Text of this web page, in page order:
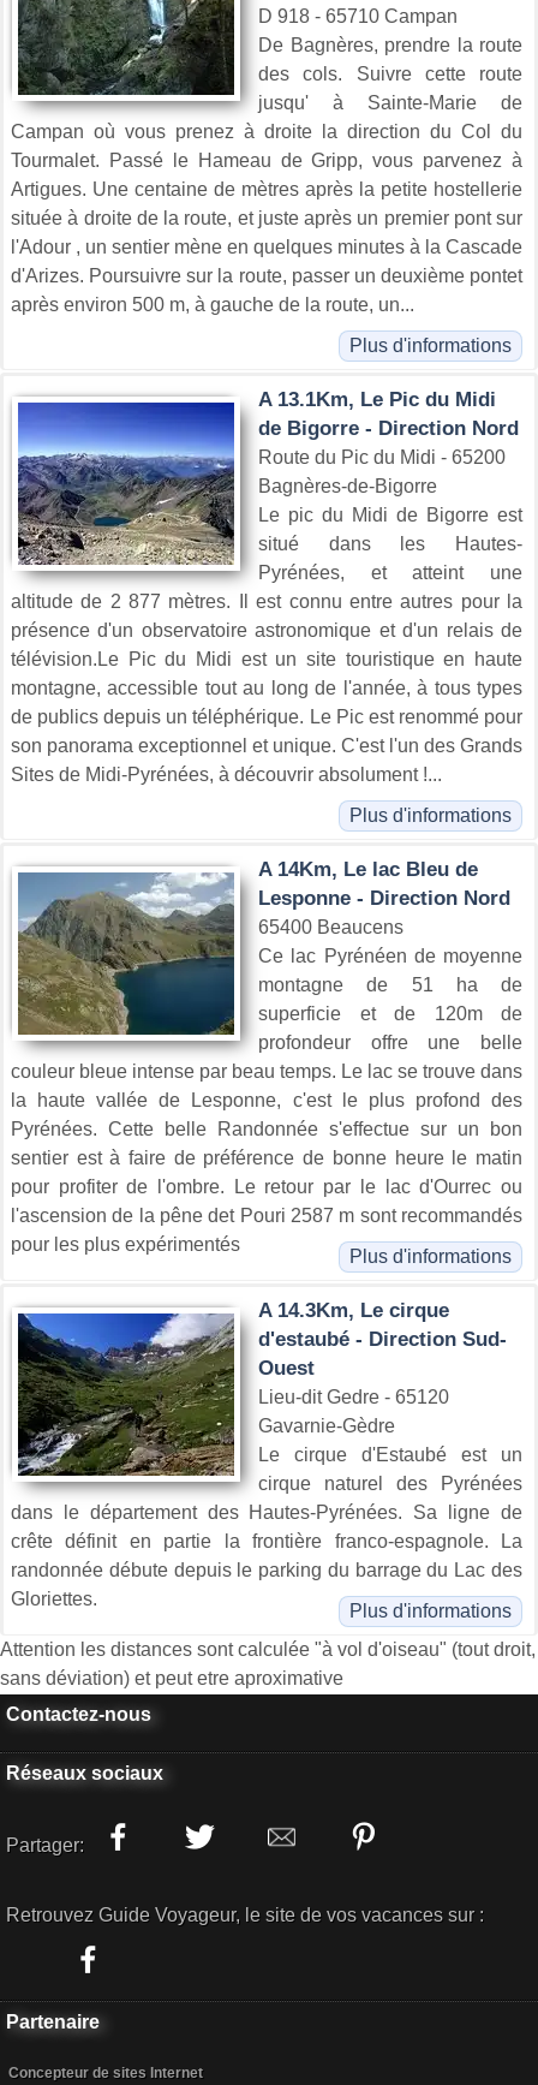
D 918 - 65710 Campan
De Bagnères, prendre la route
des cols. Suivre cette route
jusqu' à Sainte-Marie de
Campan où vous prenez à droite la direction du Col du
Tourmalet. Passé le Hameau de Gripp, vous parvenez à
Artigues. Une centaine de mètres après la petite hostellerie
située à droite de la route, et juste après un premier pont sur
l'Adour , un sentier mène en quelques minutes à la Cascade
d'Arizes. Poursuivre sur la route, passer un deuxième pontet
après environ 500 m, à gauche de la route, un...
Plus d'informations
A 13.1Km, Le Pic du Midi
de Bigorre - Direction Nord
Route du Pic du Midi - 65200
Bagnères-de-Bigorre
Le pic du Midi de Bigorre est
situé dans les Hautes-
Pyrénées, et atteint une
altitude de 2 877 mètres. Il est connu entre autres pour la
présence d'un observatoire astronomique et d'un relais de
télévision.Le Pic du Midi est un site touristique en haute
montagne, accessible tout au long de l'année, à tous types
de publics depuis un téléphérique. Le Pic est renommé pour
son panorama exceptionnel et unique. C'est l'un des Grands
Sites de Midi-Pyrénées, à découvrir absolument !...
Plus d'informations
A 14Km, Le lac Bleu de
Lesponne - Direction Nord
65400 Beaucens
Ce lac Pyrénéen de moyenne
montagne de 51 ha de
superficie et de 120m de
profondeur offre une belle
couleur bleue intense par beau temps. Le lac se trouve dans
la haute vallée de Lesponne, c'est le plus profond des
Pyrénées. Cette belle Randonnée s'effectue sur un bon
sentier est à faire de préférence de bonne heure le matin
pour profiter de l'ombre. Le retour par le lac d'Ourrec ou
l'ascension de la pêne det Pouri 2587 m sont recommandés
pour les plus expérimentés
Plus d'informations
A 14.3Km, Le cirque
d'estaubé - Direction Sud-
Ouest
Lieu-dit Gedre - 65120
Gavarnie-Gèdre
Le cirque d'Estaubé est un
cirque naturel des Pyrénées
dans le département des Hautes-Pyrénées. Sa ligne de
crête définit en partie la frontière franco-espagnole. La
randonnée débute depuis le parking du barrage du Lac des
Gloriettes.
Plus d'informations
Attention les distances sont calculée "à vol d'oiseau" (tout droit,
sans déviation) et peut etre aproximative
Contactez-nous
Réseaux sociaux
Partager:
Retrouvez Guide Voyageur, le site de vos vacances sur :
Partenaire
Concepteur de sites Internet